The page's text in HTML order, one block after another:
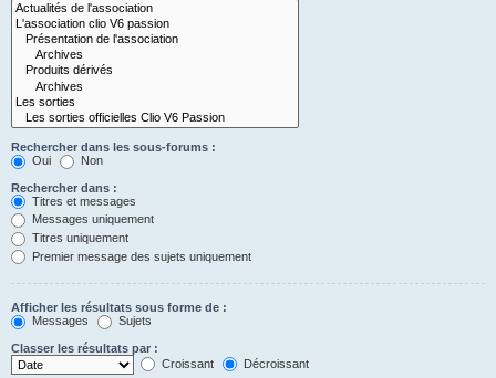
Rechercher dans les sous-forums :
Oui
Non
Rechercher dans :
Titres et messages
Messages uniquement
Titres uniquement
Premier message des sujets uniquement
Afficher les résultats sous forme de :
Messages
Sujets
Classer les résultats par :
Croissant
Décroissant